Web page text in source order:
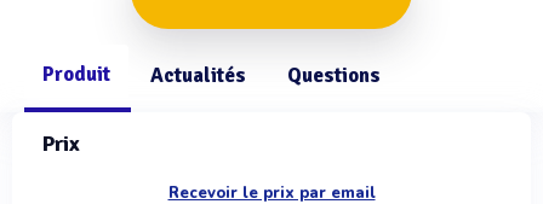
Produit Actualités Questions
Prix
Recevoir le prix par email